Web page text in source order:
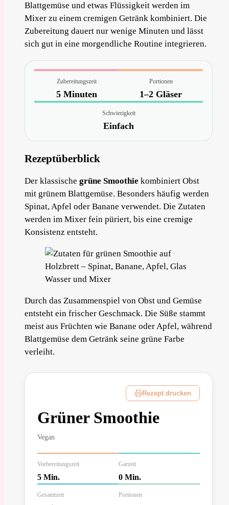
Blattgemüse und etwas Flüssigkeit werden im
Mixer zu einem cremigen Getränk kombiniert. Die
Zubereitung dauert nur wenige Minuten und lässt
sich gut in eine morgendliche Routine integrieren.
Zubereitungszeit
5 Minuten
Portionen
1–2 Gläser
Schwierigkeit
Einfach
Rezeptüberblick
Der klassische grüne Smoothie kombiniert Obst
mit grünem Blattgemüse. Besonders häufig werden
Spinat, Apfel oder Banane verwendet. Die Zutaten
werden im Mixer fein püriert, bis eine cremige
Konsistenz entsteht.
Durch das Zusammenspiel von Obst und Gemüse
entsteht ein frischer Geschmack. Die Süße stammt
meist aus Früchten wie Banane oder Apfel, während
Blattgemüse dem Getränk seine grüne Farbe
verleiht.
Rezept drucken
Grüner Smoothie
Vegan
Vorbereitungszeit
5 Min.
Garzeit
0 Min.
Gesamtzeit Portionen